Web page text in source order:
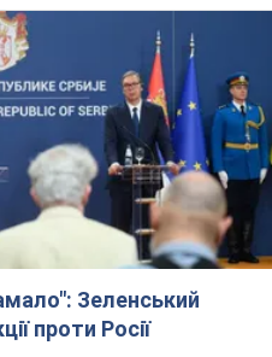
проти Росії
партнерам за фінансову
70 балістичних
у Держдепі